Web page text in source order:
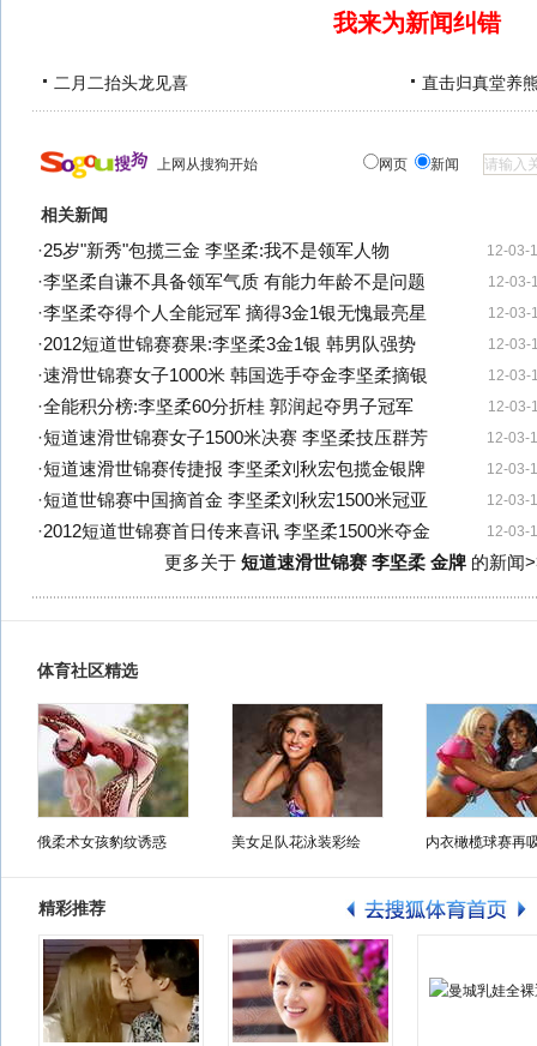
我来为新闻纠错
二月二抬头龙见喜 直击归真堂养
上网从搜狗开始 网页 新闻
相关新闻
12-03-
·25岁"新秀"包揽三金 李坚柔:我不是领军人物
12-03-
·李坚柔自谦不具备领军气质 有能力年龄不是问题
12-03-
·李坚柔夺得个人全能冠军 摘得3金1银无愧最亮星
12-03-
·2012短道世锦赛赛果:李坚柔3金1银 韩男队强势
12-03-
·速滑世锦赛女子1000米 韩国选手夺金李坚柔摘银
12-03-
·全能积分榜:李坚柔60分折桂 郭润起夺男子冠军
12-03-
·短道速滑世锦赛女子1500米决赛 李坚柔技压群芳
12-03-
·短道速滑世锦赛传捷报 李坚柔刘秋宏包揽金银牌
12-03-
·短道世锦赛中国摘首金 李坚柔刘秋宏1500米冠亚
12-03-
·2012短道世锦赛首日传来喜讯 李坚柔1500米夺金
更多关于 短道速滑世锦赛 李坚柔 金牌 的新闻
体育社区精选
俄柔术女孩豹纹诱惑 美女足队花泳装彩绘 内衣橄榄球赛再
精彩推荐